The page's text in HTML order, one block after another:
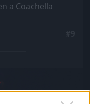
a Coachella